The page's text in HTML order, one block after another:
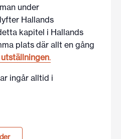
under
Hallands
kapitel i Hallands
plats där allt en gång
.
ingår alltid i